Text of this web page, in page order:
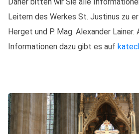
Leitern des Werkes St. Justinus zu
Herget und P. Mag. Alexander
Informationen dazu gibt es auf